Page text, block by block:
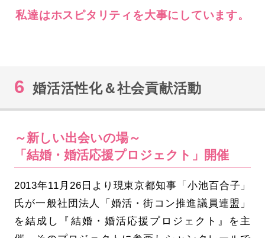
私達はホスピタリティを大事にしています。
6 婚活活性化＆社会貢献活動
～新しい出会いの場～
「結婚・婚活応援プロジェクト」開催
2013年11月26日より現東京都知事「小池百合子」
氏が一般社団法人「婚活・街コン推進議員連盟」
を結成し『結婚・婚活応援プロジェクト』を主